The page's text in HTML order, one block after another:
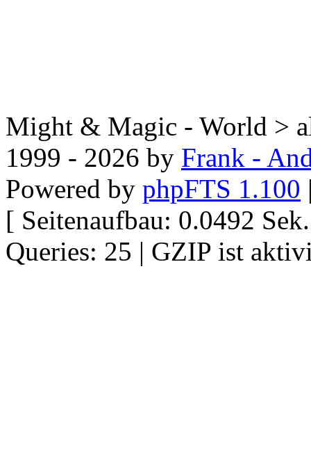
Might & Magic - World >
1999 - 2026 by Frank -
Powered by phpFTS 1.100
[ Seitenaufbau: 0.0492
Queries: 25 | GZIP ist